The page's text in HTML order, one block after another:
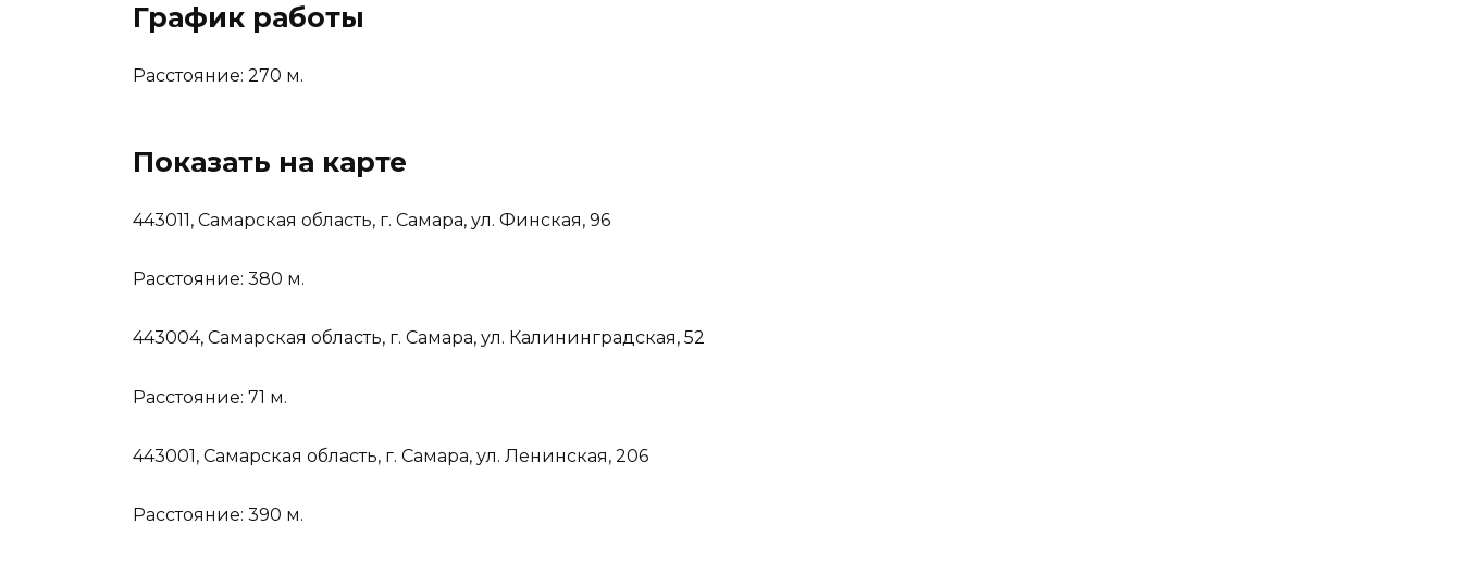
График работы
Расстояние: 270 м.
Показать на карте
443011, Самарская область, г. Самара, ул. Финская, 96
Расстояние: 380 м.
443004, Самарская область, г. Самара, ул. Калининградская, 52
Расстояние: 71 м.
443001, Самарская область, г. Самара, ул. Ленинская, 206
Расстояние: 390 м.